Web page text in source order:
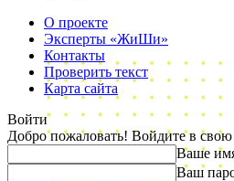
О проекте
Эксперты «ЖиШи»
Контакты
Проверить текст
Карта сайта
Войти
Добро пожаловать! Войдите в
Ваше
Ваш